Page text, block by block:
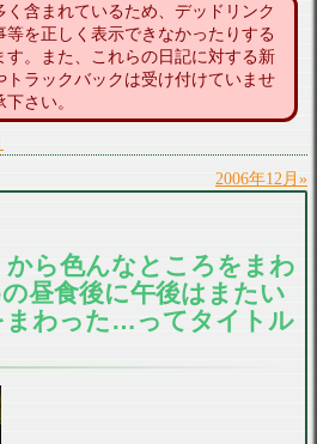
く含まれているため、デッドリンク
等を正しく表示できなかったりする
す。また、これらの日記に対する新
トラックバックは受け付けていませ
さい。
2006年12月
から色んなところをまわ
昼食後に午後はまたい
まわった…ってタイトル